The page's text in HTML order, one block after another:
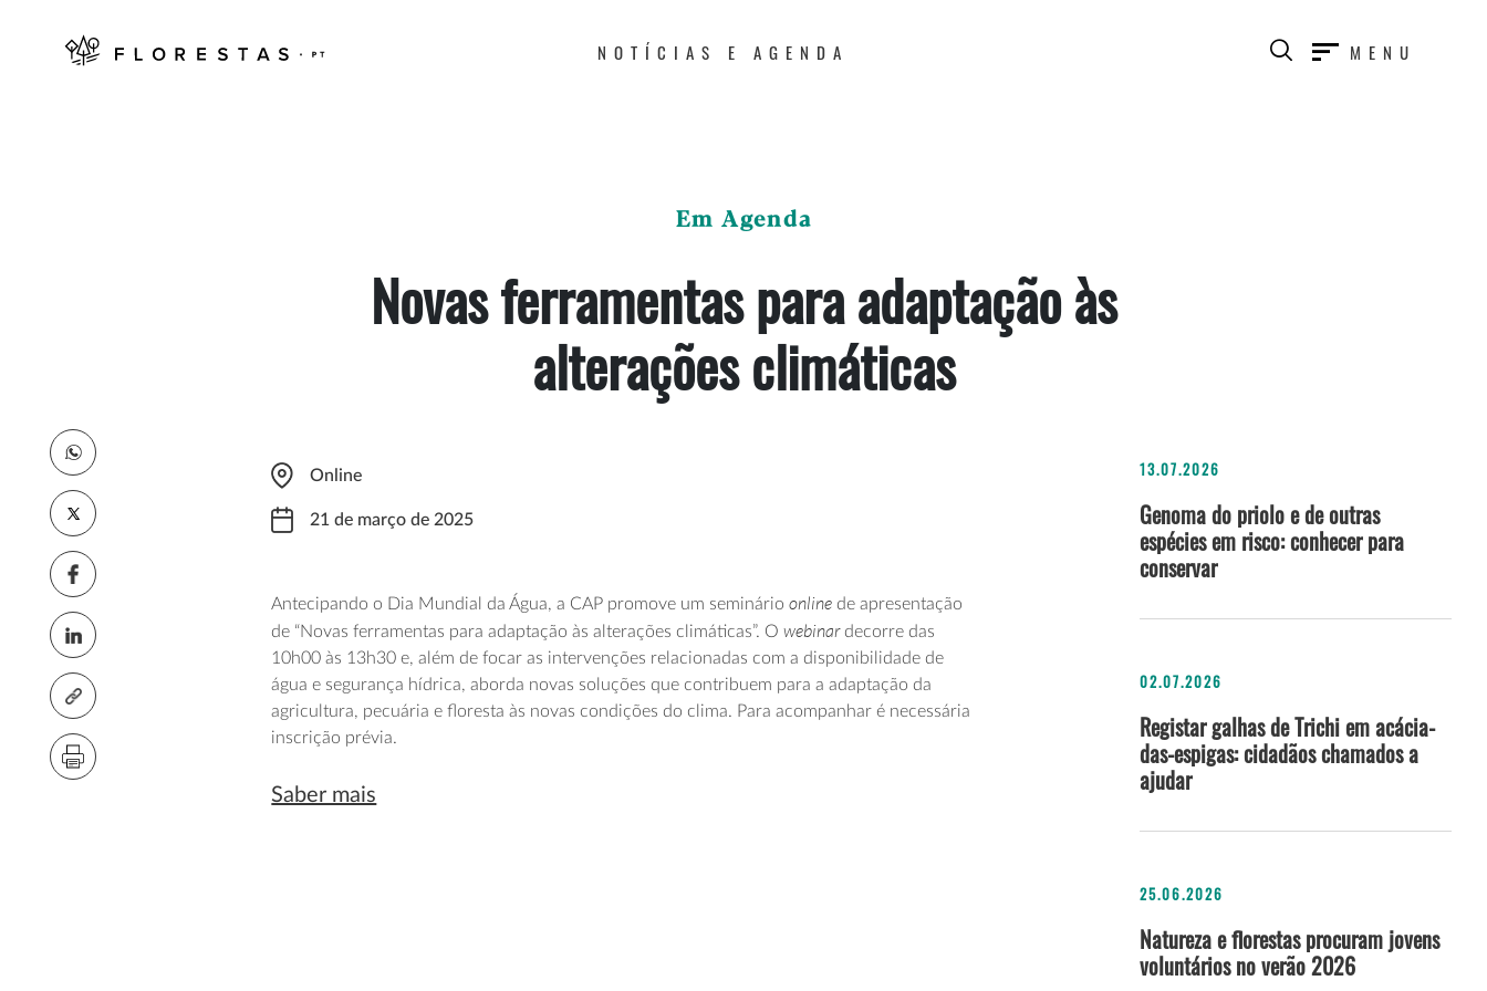
NOTÍCIAS E AGENDA MENU
Em Agenda
Novas ferramentas para adaptação às
alterações climáticas
Online
21 de março de 2025
Antecipando o Dia Mundial da Água, a CAP promove um seminárioonline de apresentação
de “Novas ferramentas para adaptação às alterações climáticas”. Owebinardecorre das
10h00 às 13h30 e, além de focar as intervenções relacionadas com a disponibilidade de
água e segurança hídrica, aborda novas soluções que contribuem para a adaptação da
agricultura, pecuária e floresta às novas condições do clima. Para acompanhar é necessária
inscrição prévia.
Saber mais
13.07.2026
Genoma do priolo e de outras
espécies em risco: conhecer para
conservar
02.07.2026
Registar galhas de Trichi em acácia-
das-espigas: cidadãos chamados a
ajudar
25.06.2026
Natureza e florestas procuram jovens
voluntários no verão 2026